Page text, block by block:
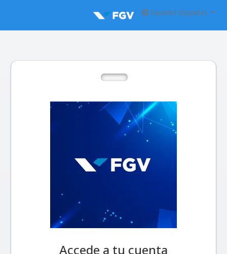
Español (España)
Accede a tu cuenta